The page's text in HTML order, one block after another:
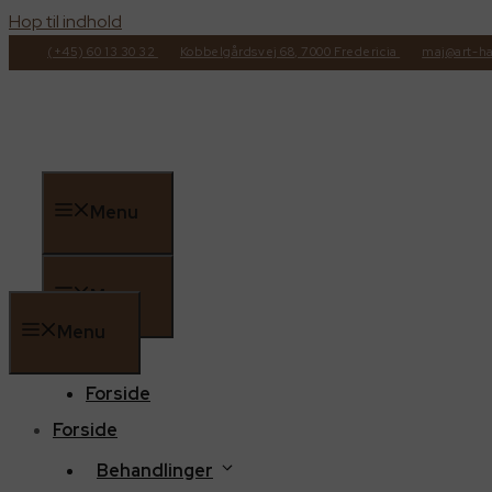
Hop til indhold
(+45) 60 13 30 32 Kobbelgårdsvej 68, 7000 Fredericia maj@art-
Menu
Menu
Forside
Behandlinger
Menu
Forside